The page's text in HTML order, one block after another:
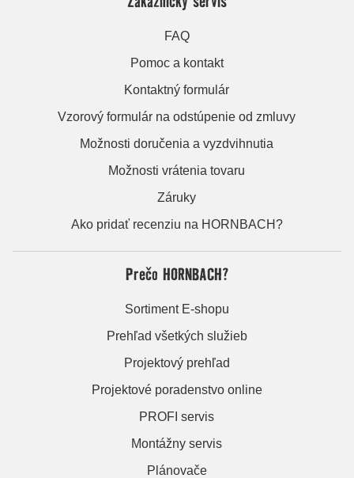
FAQ
Pomoc a kontakt
Kontaktný formulár
Vzorový formulár na odstúpenie od zmluvy
Možnosti doručenia a vyzdvihnutia
Možnosti vrátenia tovaru
Záruky
Ako pridať recenziu na HORNBACH?
Prečo HORNBACH?
Sortiment E-shopu
Prehľad všetkých služieb
Projektový prehľad
Projektové poradenstvo online
PROFI servis
Montážny servis
Plánovače